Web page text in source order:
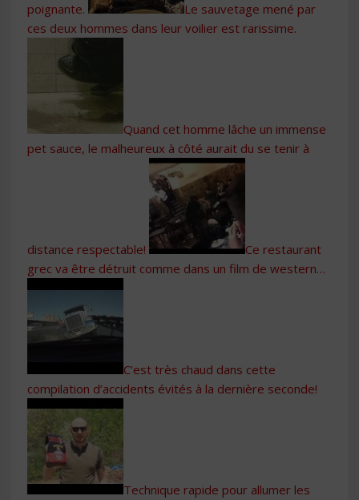
poignante.
Le sauvetage mené par
ces deux hommes dans leur voilier est rarissime.
Quand cet homme lâche un immense
pet sauce, le malheureux à côté aurait du se tenir à
distance respectable!
Ce restaurant
grec va être détruit comme dans un film de western…
C’est très chaud dans cette
compilation d’accidents évités à la dernière seconde!
Technique rapide pour allumer les